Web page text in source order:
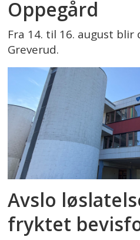
Oppegård
Fra 14. til 16. august
Greverud.
Avslo
fryktet